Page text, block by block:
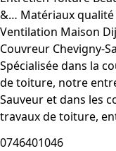
&… Matériaux qualité
Ventilation Maison
Couvreur Chevigny-
Spécialisée dans la
de toiture, notre
Sauveur et dans les
travaux de toiture,
0746401046